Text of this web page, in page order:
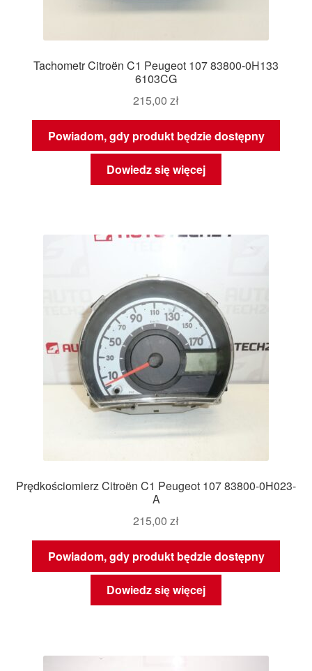
Tachometr Citroën C1 Peugeot 107 83800-0H133
6103CG
215,00 zł
Powiadom, gdy produkt będzie dostępny
Dowiedz się więcej
Prędkościomierz Citroën C1 Peugeot 107 83800-0H023-
A
215,00 zł
Powiadom, gdy produkt będzie dostępny
Dowiedz się więcej